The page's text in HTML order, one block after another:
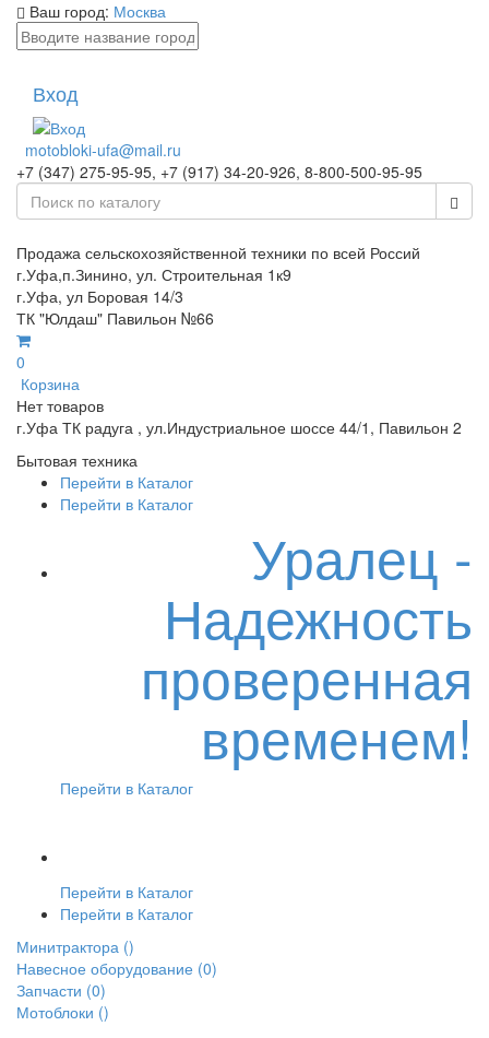
Ваш город: Москва
Вход
motobloki-ufa@mail.ru
+7 (347) 275-95-95, +7 (917) 34-20-926, 8-800-500-95-95
Продажа сельскохозяйственной техники по всей Россий
г.Уфа,п.Зинино, ул. Строительная 1к9
г.Уфа, ул Боровая 14/3
ТК "Юлдаш" Павильон №66
0
Корзина
Нет товаров
г.Уфа ТК радуга , ул.Индустриальное шоссе 44/1, Павильон 2
Бытовая техника
Перейти в Каталог
Перейти в Каталог
Уралец -
Надежность
проверенная
временем!
Перейти в Каталог
Перейти в Каталог
Перейти в Каталог
Минитрактора ()
Навесное оборудование (0)
Запчасти (0)
Мотоблоки ()